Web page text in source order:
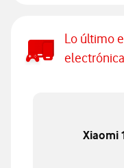
Lo último
electrónica
Xiaomi